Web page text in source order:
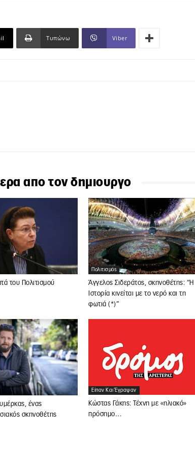
Τυπώνω Viber
απο τον δημιουργο
του Πολιτισμού
Πολιτισμός
Άγγελος Σιδεράτος, σκηνοθέτης: “Η
Ιστορία κινείται με το νερό και τη
φωτιά (*)”
ένας
σκηνοθέτης
Είπαν Και Έγραψαν
Κώστας Γάκης: Τέχνη με «ηλιακό»
πρόσημο…